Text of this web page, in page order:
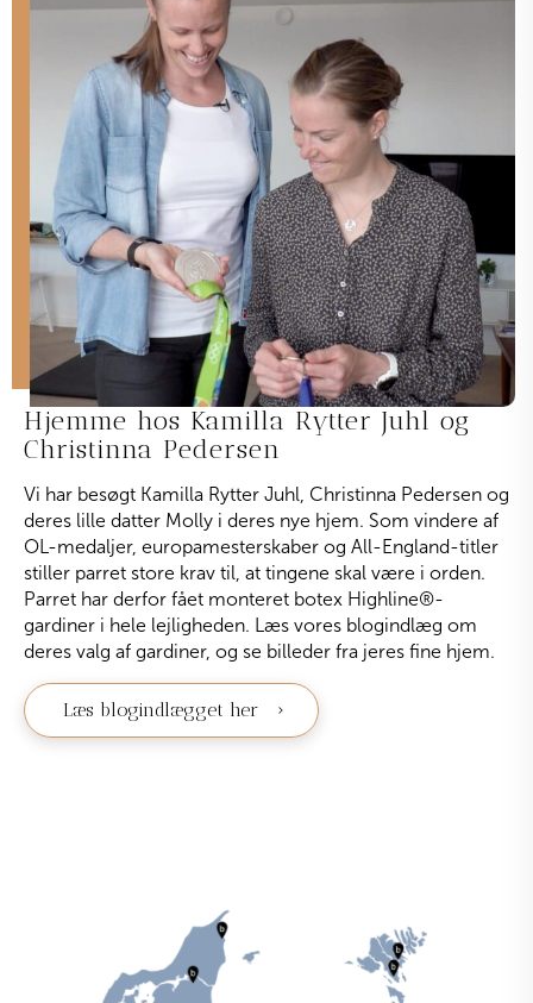
Hjemme hos Kamilla Rytter Juhl og
Christinna Pedersen
Vi har besøgt Kamilla Rytter Juhl, Christinna Pedersen og
deres lille datter Molly i deres nye hjem. Som vindere af
OL-medaljer, europamesterskaber og All-England-titler
stiller parret store krav til, at tingene skal være i orden.
Parret har derfor fået monteret botex Highline®-
gardiner i hele lejligheden. Læs vores blogindlæg om
deres valg af gardiner, og se billeder fra jeres fine hjem.
Læs blogindlægget her